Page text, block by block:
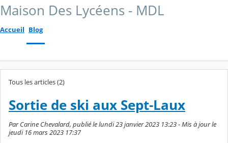
Maison Des Lycéens - MDL
Accueil Blog
Tous les articles (2)
Sortie de ski aux Sept-Laux
Par Carine Chevalard, publié le lundi 23 janvier 2023 13:23 - Mis à jour le
jeudi 16 mars 2023 17:37